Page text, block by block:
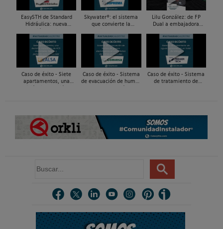
EasySTH de Standard
Hidráulica: nueva
de expansión para
tuberías PEX
Skywater®: el sistema
que convierte la
infraestructura activa de
gestión del agua...
Lilu González: de FP
Dual a embajadora
| Mecatrónica Industrial
Caso de éxito - Siete
apartamentos, una
Caso de éxito - Sistema
de evacuación de humos
Caso de éxito - Sistema
de tratamiento de
u
r
.